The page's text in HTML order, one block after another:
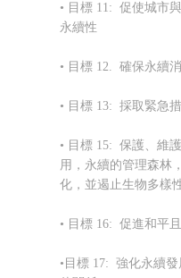
• 目標 11: 促使城市
永續性
• 目標 12. 確保永續
• 目標 13: 採取緊急
• 目標 15: 保護、維
用，永續的管理森林
化，並遏止生物多樣
• 目標 16: 促進和平
•目標 17: 強化永續